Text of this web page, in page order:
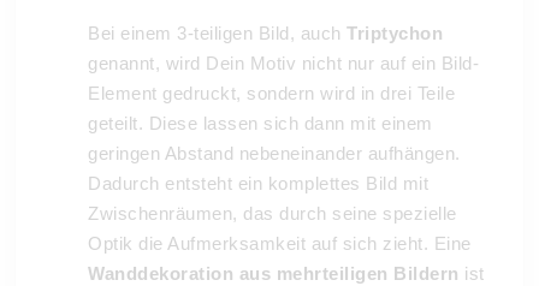
Bei einem 3-teiligen Bild, auch Triptychon
genannt, wird Dein Motiv nicht nur auf ein Bild-
Element gedruckt, sondern wird in drei Teile
geteilt. Diese lassen sich dann mit einem
geringen Abstand nebeneinander aufhängen.
Dadurch entsteht ein komplettes Bild mit
Zwischenräumen, das durch seine spezielle
Optik die Aufmerksamkeit auf sich zieht. Eine
Wanddekoration aus mehrteiligen Bildern ist